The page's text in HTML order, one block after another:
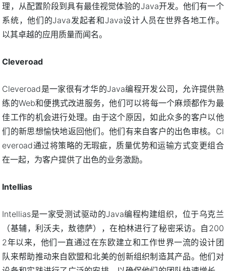
理，从配置阶段到具有最佳视觉体验的Java开发。他们有一个
系统，他们的Java发起者和Java设计人员在世界各地工作。
以其卓越的应用质量而闻名。
Cleveroad
Cleveroad是一家很有才华的Java编程开发公司，允许提供熟
练的Web和便携式改进服务，他们可以将每一个麻烦都作为最
佳工作的机会进行处理。由于这个原因，如此众多的客户以他
们的新思想愉快地返回他们。他们有来自客户的出色审核。Cl
everoad通过将策略的无瑕疵，质量优势和运输方式变更组合
在一起，为客户提供了出色的业务激励。
Intellias
Intellias是一家受测试驱动的Java编程构建组织，位于乌克兰
（基辅，利沃夫，敖德萨），在柏林进行了秘密采访。自200
2年以来，他们一直通过在东欧建立和工作世界一流的设计团
队来帮助推动来自欧盟和北美的创新组织制造其产品。他们对